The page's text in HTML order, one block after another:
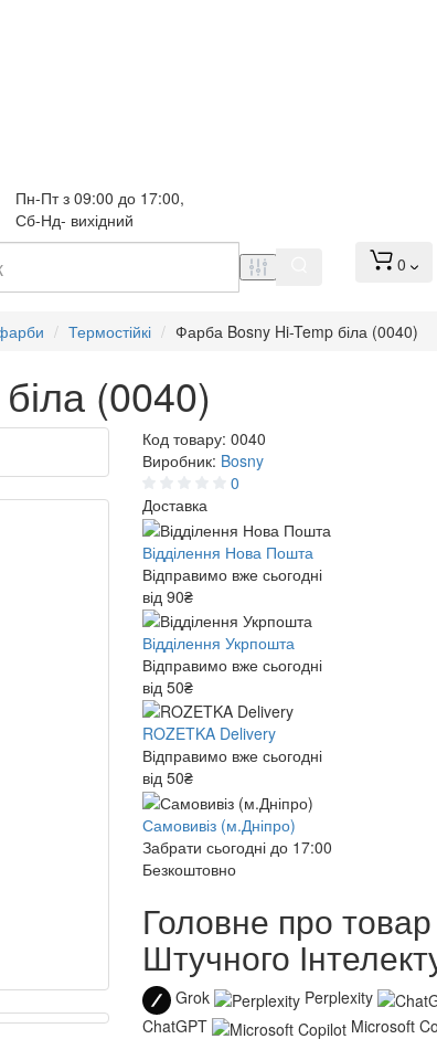
Пн-Пт з 09:00 до 17:00,
Сб-Нд- вихідний
0
Термостійкі Фарба Bosny Hi-Temp біла (0040)
(0040)
Код товару: 0040
Виробник: Bosny
0
Доставка
Відділення Нова Пошта
Відправимо вже сьогодні
від 90₴
Відділення Укрпошта
Відправимо вже сьогодні
від 50₴
ROZETKA Delivery
Відправимо вже сьогодні
від 50₴
Самовивіз (м.Дніпро)
Забрати сьогодні до 17:00
Безкоштовно
Головне про товар
Штучного
Grok
Perplexity
ChatGPT
Microsoft